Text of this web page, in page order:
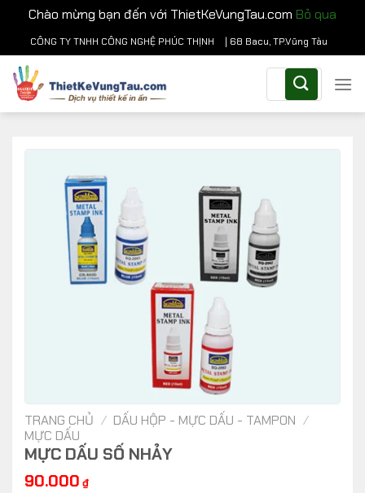
Chào mừng bạn đến với ThietKeVungTau.com Bỏ qua
Chuyển
đến
nội
dung
CÔNG TY TNHH CÔNG NGHỆ PHÚC THỊNH | 68 Bacu, TP.Vũng Tàu
kiếm:
TRANG CHỦ / DẤU HỘP - MỰC DẤU - TAMPON /
MỰC DẤU
MỰC DẤU SỐ NHẢY
90.000 ₫